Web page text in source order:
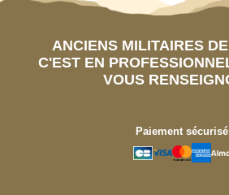
ANCIENS MILITAIRES
C'EST EN
VOUS
Paiement sécurisé